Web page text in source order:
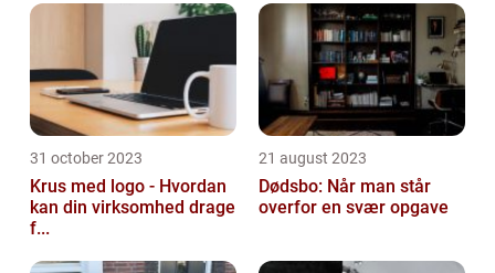
31 october 2023
Krus med logo - Hvordan
kan din virksomhed drage
f...
21 august 2023
Dødsbo: Når man står
overfor en svær opgave